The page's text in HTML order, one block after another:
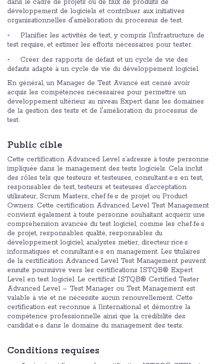
dans le cadre de projets ou de flux de produits de
développement de logiciels et contribuer aux initiatives
organisationnelles d'amélioration du processus de test.
Planifier les activités de test, y compris l'infrastructure de
test requise, et estimer les efforts nécessaires pour tester.
Créer des rapports de défaut et un cycle de vie des
défauts adapté à un cycle de vie du développement logiciel.
En général, un Manager de Test Avancé est censé avoir
acquis les compétences nécessaires pour permettre un
développement ultérieur au niveau Expert dans les domaines
de la gestion des tests et de l'amélioration du processus de
test.
Public cible
Cette certification Advanced Level s’adresse à toute personne
impliquée dans le management des tests logiciels. Cela inclut
des rôles tels que testeurs et testeuses, consultant·e·s en test,
responsables de test, testeurs et testeuses d’acceptation
utilisateur, Scrum Masters, chef·fe·s de projet ou Product
Owners. Cette certification Advanced Level Test Management
convient également à toute personne souhaitant acquérir une
compréhension avancée du test logiciel, comme les chef·fe·s
de projet, responsables qualité, responsables du
développement logiciel, analystes métier, directeur·rice·s
informatiques et consultant·e·s en management. Les titulaires
de la certification Advanced Level Test Management peuvent
ensuite poursuivre vers les certifications ISTQB® Expert
Level en test logiciel. Le certificat ISTQB® Certified Tester
Advanced Level – Test Manager ou Test Management est
valable à vie et ne nécessite aucun renouvellement. Cette
certification est reconnue à l’international et démontre la
compétence professionnelle ainsi que la crédibilité des
candidat·e·s dans le domaine du management des tests.
Conditions requises